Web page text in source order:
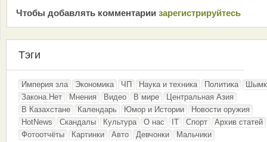
Чтобы добавлять комментарии зарeгиcтрирyйтeсь
Тэги
Империя зла Экономика ЧП Наука и техника Политика
Закона.Нет
Мнения Видео В мире
Центральная Азия
В Казахстане
Календарь Юмор и Истории
Новости оружия
HotNews
Скандалы Культура О нас IT Спорт
Архив статей
Фотоотчёты
Картинки Авто Девчонки
Мальчики